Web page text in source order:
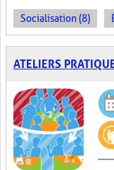
Socialisation (8)
ATELIERS